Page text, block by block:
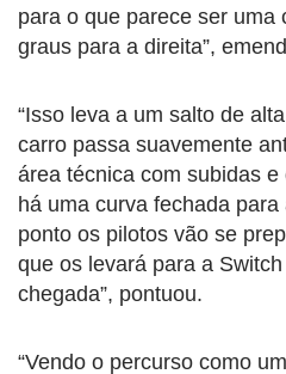
para o que parece ser uma
graus para a direita”,
“Isso leva a um salto de
carro passa suavemente
área técnica com subidas
há uma curva fechada
ponto os pilotos vão se
que os levará para a
chegada”, pontuou.
“Vendo o percurso como